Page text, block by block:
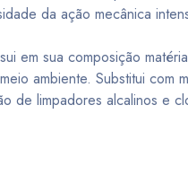
da ação mecânica
em sua composição
ambiente. Substitui com
de limpadores alcalinos e